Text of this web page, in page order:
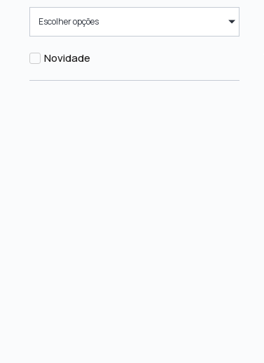
Escolher opções
Novidade